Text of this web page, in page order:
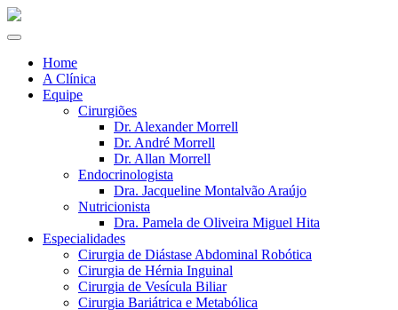
Home
A Clínica
Equipe
Cirurgiões
Dr. Alexander Morrell
Dr. André Morrell
Dr. Allan Morrell
Endocrinologista
Dra. Jacqueline Montalvão Araújo
Nutricionista
Dra. Pamela de Oliveira Miguel Hita
Especialidades
Cirurgia de Diástase Abdominal Robótica
Cirurgia de Hérnia Inguinal
Cirurgia de Vesícula Biliar
Cirurgia Bariátrica e Metabólica